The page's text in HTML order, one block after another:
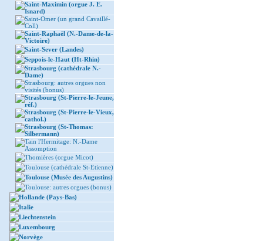
Saint-Maximin (orgue J. E.
Isnard)
Saint-Omer (un grand Cavaillé-
Coll)
Saint-Raphaël (N.-Dame-de-la-
Victoire)
Saint-Sever (Landes)
Seppois-le-Haut (Ht-Rhin)
Strasbourg (cathédrale N.-
Dame)
Strasbourg: autres orgues non
visités (bonus)
Strasbourg (St-Pierre-le-Jeune,
réf.)
Strasbourg (St-Pierre-le-Vieux,
cathol.)
Strasbourg (St-Thomas:
Silbermann)
Tain l'Hermitage: N.-Dame
Assomption
Thomières (orgue Micot)
Toulouse (cathédrale St-Etienne)
Toulouse (Musée des Augustins)
Toulouse: autres orgues (bonus)
Hollande (Pays-Bas)
Italie
Liechtenstein
Luxembourg
Norvège